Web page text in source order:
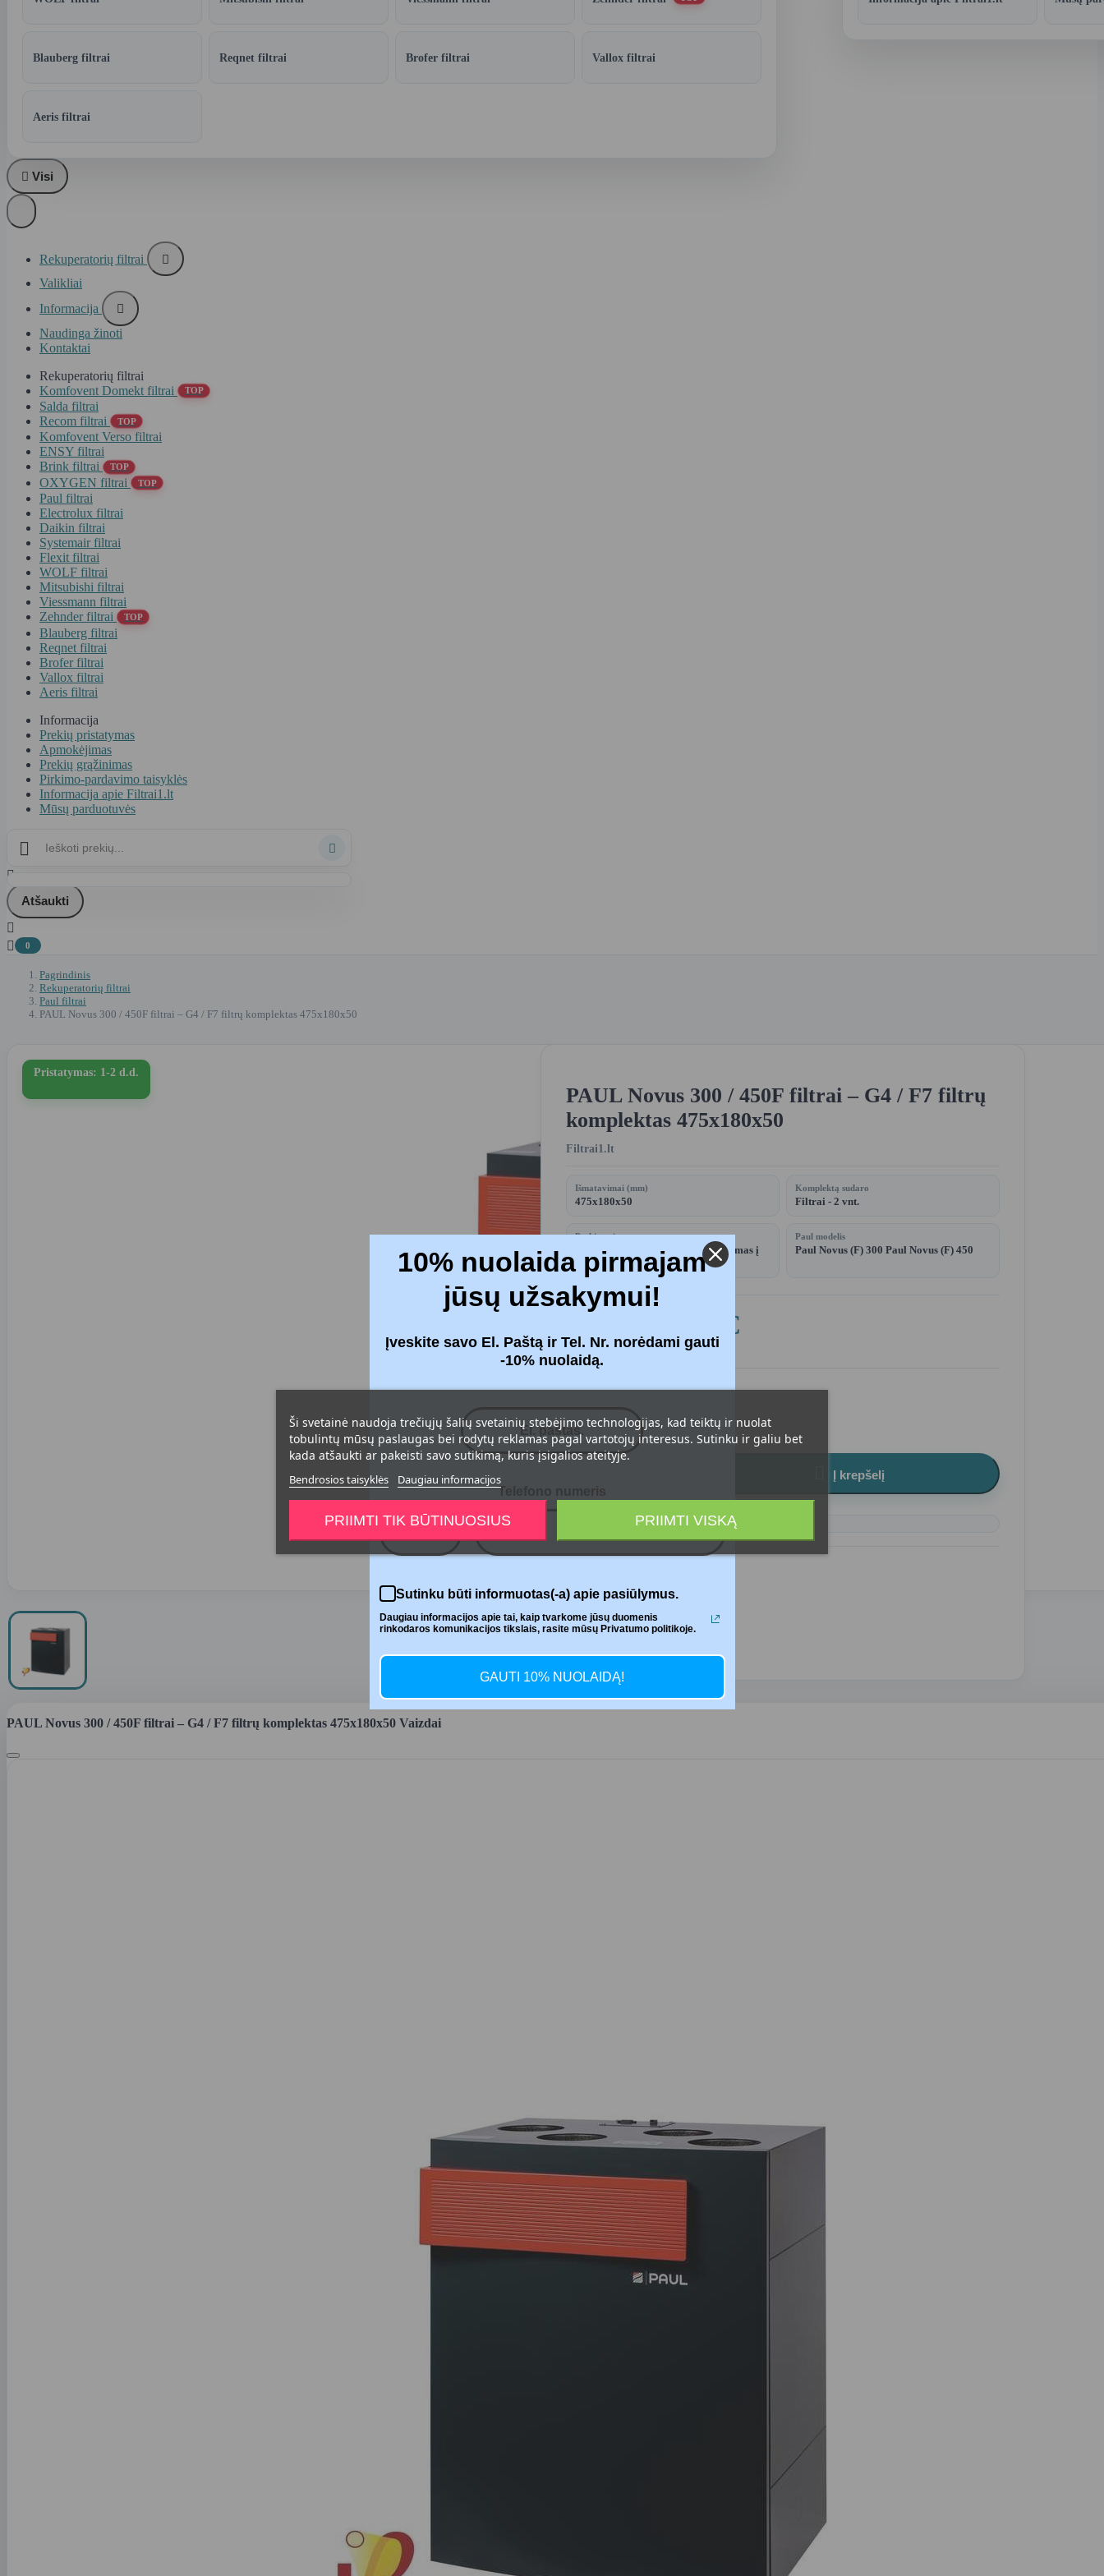
Blauberg filtrai Reqnet filtrai Brofer filtrai Vallox filtrai
Aeris filtrai
 Visi
Rekuperatorių filtrai

Valikliai
Informacija

Naudinga žinoti
Kontaktai
Rekuperatorių filtrai
Komfovent Domekt filtrai
TOP
Salda filtrai
Recom filtrai
TOP
Komfovent Verso filtrai
ENSY filtrai
Brink filtrai
TOP
OXYGEN filtrai TOP
Paul filtrai
Electrolux filtrai
Daikin filtrai
Systemair filtrai
Flexit filtrai
WOLF filtrai
Mitsubishi filtrai
Viessmann filtrai
Zehnder filtrai
TOP
Blauberg filtrai
Reqnet filtrai
Brofer filtrai
Vallox filtrai
Aeris filtrai
Informacija
Prekių pristatymas
Apmokėjimas
Prekių grąžinimas
Pirkimo-pardavimo taisyklės
Informacija apie Filtrai1.lt
Mūsų parduotuvės



Atšaukti


0
Pagrindinis
Rekuperatorių filtrai
Paul filtrai
PAUL Novus 300 / 450F filtrai – G4 / F7 filtrų komplektas 475x180x50
Pristatymas: 1-2 d.d.
PAUL Novus 300 / 450F filtrai – G4 / F7 filtrų komplektas 475x180x50 Vaizdai
PAUL Novus 300 / 450F filtrai – G4 / F7 filtrų
komplektas 475x180x50
Filtrai1.lt
Išmatavimai (mm)
475x180x50
Komplektą sudaro
Filtrai - 2 vnt.
Prekių pristatymas
2,90 € (nuo 50 € siuntimas nemokamas į
paštomatą)
Paul modelis
Paul Novus (F) 300 Paul Novus (F) 450
23,88 €
Su mokesčiais
Filtrai : Ekonominis (G4+G4)
Į krepšelį
Ši svetainė naudoja trečiųjų šalių svetainių stebėjimo technologijas, kad teiktų ir nuolat
tobulintų mūsų paslaugas bei rodytų reklamas pagal vartotojų interesus. Sutinku ir galiu bet
kada atšaukti ar pakeisti savo sutikimą, kuris įsigalios ateityje.
Bendrosios taisyklės Daugiau informacijos
PRIIMTI TIK BŪTINUOSIUS PRIIMTI VISKĄ
10% nuolaida pirmajam
jūsų užsakymui!
Įveskite savo El. Paštą ir Tel. Nr. norėdami gauti
-10% nuolaidą.
Telefono numeris
Sutinku būti informuotas(-a) apie pasiūlymus.
Daugiau informacijos apie tai, kaip tvarkome jūsų duomenis
rinkodaros komunikacijos tikslais, rasite mūsų Privatumo politikoje.
GAUTI 10% NUOLAIDĄ!